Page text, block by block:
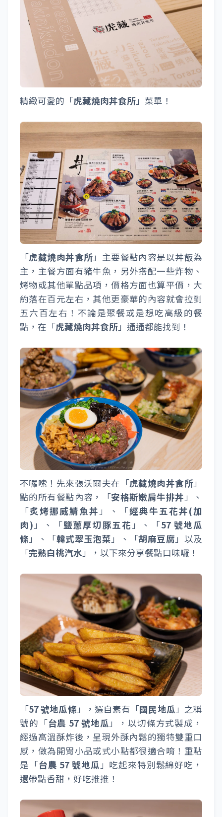
精緻可愛的「虎藏燒肉丼食所」菜單！
「虎藏燒肉丼食所」主要餐點內容是以丼飯為
主，主餐方面有豬牛魚，另外搭配一些炸物、
烤物或其他單點品項，價格方面也算平價，大
約落在百元左右，其他更豪華的內容就會拉到
五六百左右！不論是聚餐或是想吃高級的餐
點，在「虎藏燒肉丼食所」通通都能找到！
不囉嗦！先來張沃爾夫在「虎藏燒肉丼食所」
點的所有餐點內容，「安格斯嫩肩牛排丼」、
「炙烤挪威鯖魚丼」、「經典牛五花丼(加
肉)」、「鹽蔥厚切豚五花」、「57 號地瓜
條」、「韓式翠玉泡菜」、「胡麻豆腐」以及
「完熟白桃汽水」，以下來分享餐點口味囉！
「57 號地瓜條」，選自素有「國民地瓜」之稱
號的「台農 57 號地瓜」，以切條方式製成，
經過高溫酥炸後，呈現外酥內鬆的獨特雙重口
感，做為開胃小品或式小點都很適合唷！重點
是「台農 57 號地瓜」吃起來特別鬆綿好吃，
還帶點香甜，好吃推推！